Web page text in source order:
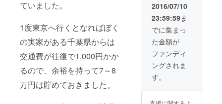
ていました。
1度東京へ行くとなればぼく
の実家がある千葉県からは
交通費が往復で1,000円かか
るので、余裕を持って7～8
万円は貯めておきました。
2016/07/10
23:59:59ま
でに集まっ
た金額が
ファンディ
ングされま
す。